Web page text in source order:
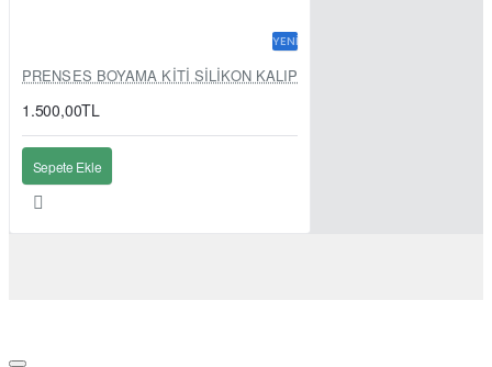
YENI
PRENSES BOYAMA KİTİ SİLİKON KALIP
1.500,00TL
Sepete Ekle